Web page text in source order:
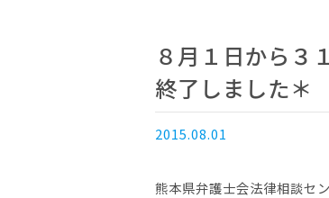
８月１日から３
終了しました＊
2015.08.01
熊本県弁護士会法律相談セ